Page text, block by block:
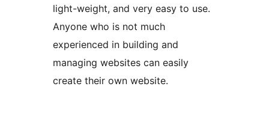
light-weight, and very easy to use.
Anyone who is not much
experienced in building and
managing websites can easily
create their own website.